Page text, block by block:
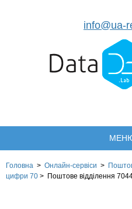
info@ua-
Головна > Онлайн-сервіси >
цифри 70 > Поштове відділення